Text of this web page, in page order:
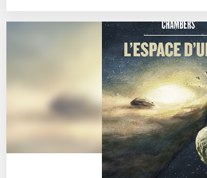
illégale. Avec ce troisième ouvrage, nous